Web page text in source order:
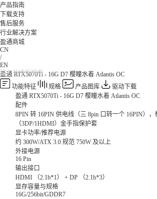
产品指南
下载支持
售后服务
行业解决方案
盈通商城
CN
/
EN
盈通 RTX5070Ti - 16G D7 樱瞳水着 Atlantis OC
功能特征
规格 产品图库
驱动下载
盈通 RTX5070Ti - 16G D7 樱瞳水着 Atlantis OC
配件
8PIN 转 16PIN 供电线（三 8pin 口转一个 16PIN）
（3DP/1HDMI）金手指保护套
显卡功率/推荐电源
约 300W/ATX 3.0 规范 750W 及以上
外接电源
16 Pin
输出接口
HDMI （2.1b*1） + DP （2.1b*3）
显存容量与规格
16G/256bit/GDDR7